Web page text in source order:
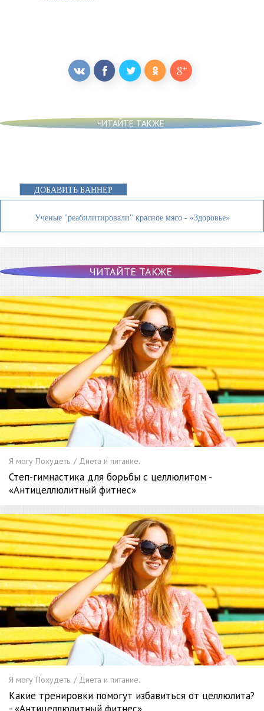
ЧИТАЙТЕ ТАКЖЕ
ДОБАВИТЬ БАННЕР
Ученые "реабилитировали" красное мясо - «Здоровье»
ЧИТАЙТЕ ТАКЖЕ
Я могу Похудеть. / Диета и питание.
Степ-гимнастика для борьбы с целлюлитом -
«Антицеллюлитный фитнес»
Я могу Похудеть. / Диета и питание.
Какие тренировки помогут избавиться от целлюлита?